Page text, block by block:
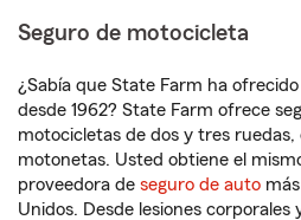
Seguro de motocicleta
¿Sabía que State Farm ha
desde 1962? State Farm ofrece
motocicletas de dos y tres
motonetas. Usted obtiene el
proveedora de seguro de auto
Unidos. Desde lesiones corporales